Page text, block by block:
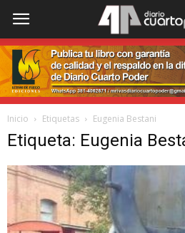
Inicio Etiquetas Eugenia Bestani
Etiqueta: Eugenia